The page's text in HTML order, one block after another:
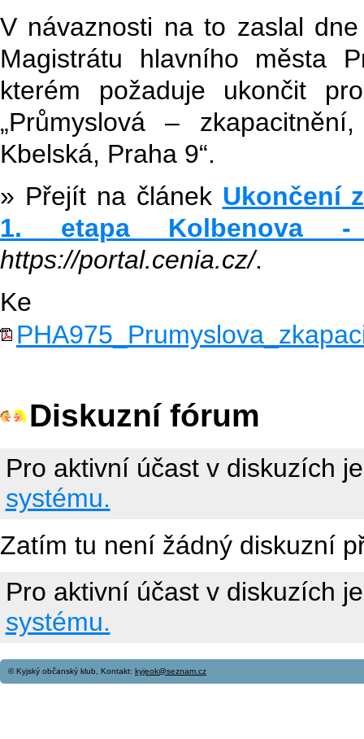
V návaznosti na to zaslal
Magistrátu hlavního města
kterém požaduje ukončit
„Průmyslová –
Kbelská, Praha 9“.
» Přejít na článek Ukončení
1. etapa Kolbenova -
https://portal.cenia.cz/.
Ke
Diskuzní fórum
Pro aktivní účast v diskuzích
systému.
Zatím tu není žádný diskuzní
Pro aktivní účast v diskuzích
systému.
© Kyjský občanský klub, Kontakt: kyjeok@seznam.cz